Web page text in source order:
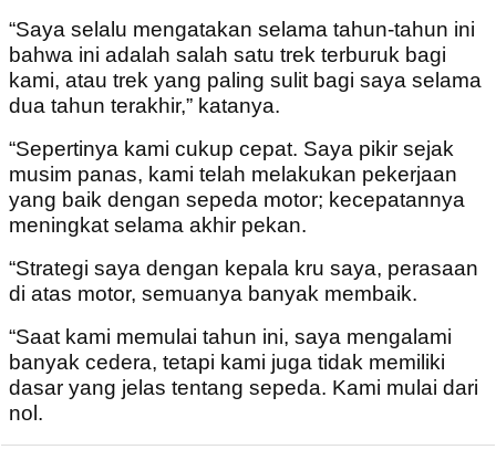
“Saya selalu mengatakan selama tahun-tahun ini
bahwa ini adalah salah satu trek terburuk bagi
kami, atau trek yang paling sulit bagi saya selama
dua tahun terakhir,” katanya.
“Sepertinya kami cukup cepat. Saya pikir sejak
musim panas, kami telah melakukan pekerjaan
yang baik dengan sepeda motor; kecepatannya
meningkat selama akhir pekan.
“Strategi saya dengan kepala kru saya, perasaan
di atas motor, semuanya banyak membaik.
“Saat kami memulai tahun ini, saya mengalami
banyak cedera, tetapi kami juga tidak memiliki
dasar yang jelas tentang sepeda. Kami mulai dari
nol.